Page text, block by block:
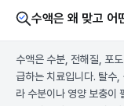
수액은 왜 맞고 어
수액은 수분, 전해질, 포
급하는 치료입니다. 탈수,
라 수분이나 영양 보충이